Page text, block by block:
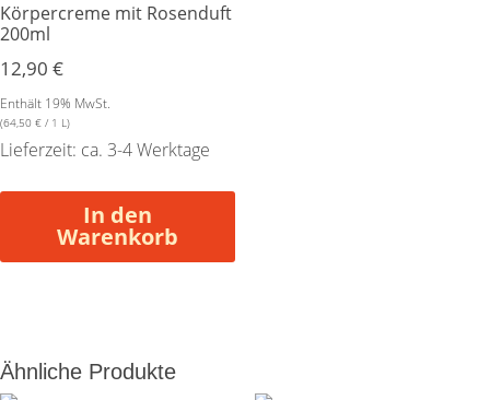
Körpercreme mit Rosenduft
200ml
12,90 €
Enthält 19% MwSt.
(64,50 € / 1 L)
Lieferzeit: ca. 3-4 Werktage
In den
Warenkorb
Ähnliche Produkte